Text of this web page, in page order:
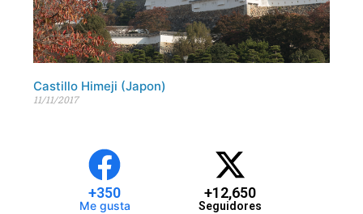
Castillo Himeji (Japon)
11/11/2017
+350
Me gusta
+12,650
Seguidores